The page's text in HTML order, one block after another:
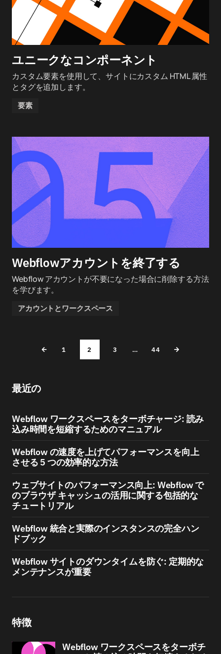
ユニークなコンポーネント
カスタム要素を使用して、サイトにカスタム HTML 属性
とタグを追加します。
要素
Webflowアカウントを終了する
Webflow アカウントが不要になった場合に削除する方法
を学びます。
アカウントとワークスペース
1 2 3 … 44
最近の
Webflow ワークスペースをターボチャージ: 読み
込み時間を短縮するためのマニュアル
Webflow の速度を上げてパフォーマンスを向上
させる 5 つの効率的な方法
ウェブサイトのパフォーマンス向上: Webflow で
のブラウザ キャッシュの活用に関する包括的な
チュートリアル
Webflow 統合と実際のインスタンスの完全ハン
ドブック
Webflow サイトのダウンタイムを防ぐ: 定期的な
メンテナンスが重要
特徴
Webflow ワークスペースをターボチ